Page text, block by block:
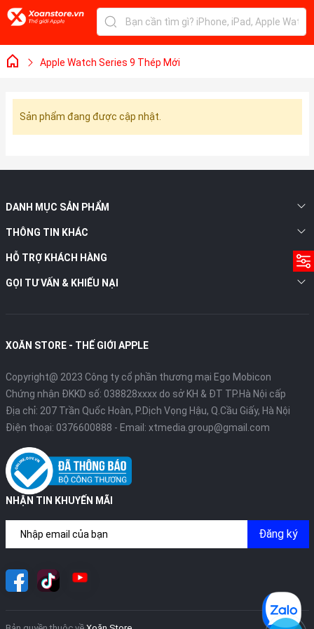
Apple Watch Series 9 Thép Mới
Sản phẩm đang được cập nhật.
DANH MỤC SẢN PHẨM
THÔNG TIN KHÁC
HỖ TRỢ KHÁCH HÀNG
GỌI TƯ VẤN & KHIẾU NẠI
XOĂN STORE - THẾ GIỚI APPLE
Copyright@ 2023 Công ty cổ phần thương mại Ego Mobicon
Chứng nhận ĐKKD số: 038828xxxx do sở KH & ĐT TP.Hà Nội cấp
Địa chỉ: 207 Trần Quốc Hoàn, P.Dịch Vọng Hậu, Q.Cầu Giấy, Hà Nội
Điện thoại: 0376600888 - Email: xtmedia.group@gmail.com
NHẬN TIN KHUYẾN MÃI
Đăng ký